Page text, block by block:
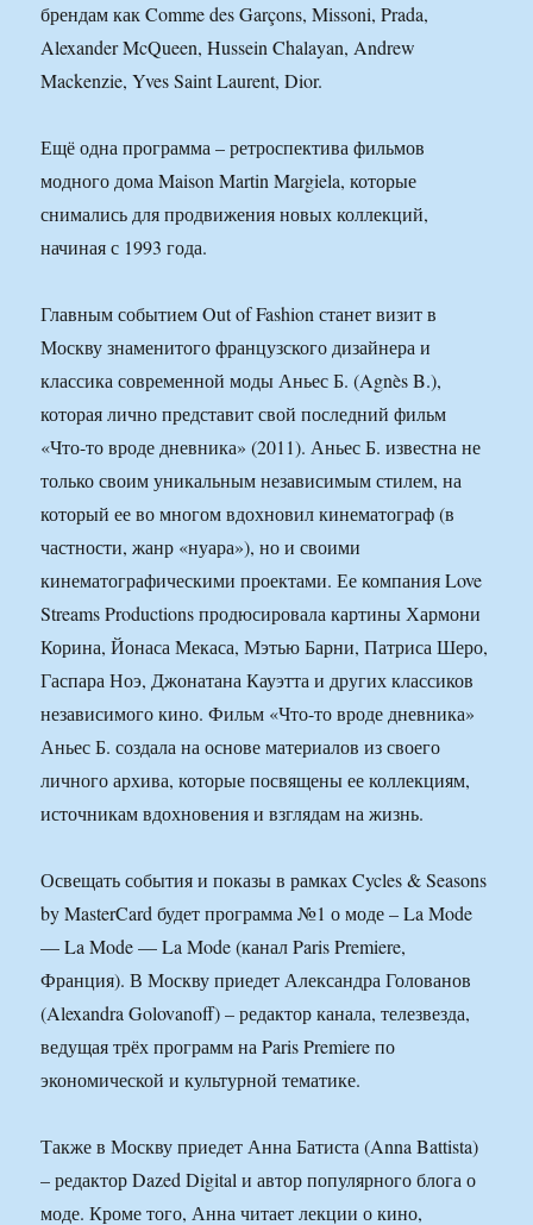
брендам как Comme des Garçons, Missoni, Prada,
Alexander McQueen, Hussein Chalayan, Andrew
Mackenzie, Yves Saint Laurent, Dior.
Ещё одна программа – ретроспектива фильмов
модного дома Maison Martin Margiela, которые
снимались для продвижения новых коллекций,
начиная с 1993 года.
Главным событием Out of Fashion станет визит в
Москву знаменитого французского дизайнера и
классика современной моды Аньес Б. (Agnès B.),
которая лично представит свой последний фильм
«Что-то вроде дневника» (2011). Аньес Б. известна не
только своим уникальным независимым стилем, на
который ее во многом вдохновил кинематограф (в
частности, жанр «нуара»), но и своими
кинематографическими проектами. Ее компания Love
Streams Productions продюсировала картины Хармони
Корина, Йонаса Мекаса, Мэтью Барни, Патриса Шеро,
Гаспара Ноэ, Джонатана Кауэтта и других классиков
независимого кино. Фильм «Что-то вроде дневника»
Аньес Б. создала на основе материалов из своего
личного архива, которые посвящены ее коллекциям,
источникам вдохновения и взглядам на жизнь.
Освещать события и показы в рамках Cycles & Seasons
by MasterCard будет программа №1 о моде – La Mode
— La Mode — La Mode (канал Paris Premiere,
Франция). В Москву приедет Александра Голованов
(Alexandra Golovanoff) – редактор канала, телезвезда,
ведущая трёх программ на Paris Premiere по
экономической и культурной тематике.
Также в Москву приедет Анна Батиста (Anna Battista)
– редактор Dazed Digital и автор популярного блога о
моде. Кроме того, Анна читает лекции о кино,